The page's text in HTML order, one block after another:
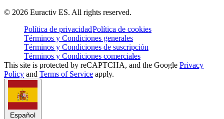
© 2026 Euractiv ES. All rights reserved.
Política de privacidadPolítica de cookies
Términos y Condiciones generales
Términos y Condiciones de suscripción
Términos y Condiciones comerciales
This site is protected by reCAPTCHA, and the Google Privacy
Policy and Terms of Service apply.
Español